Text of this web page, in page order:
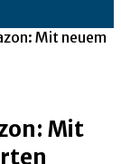
Mit neuem
Mit